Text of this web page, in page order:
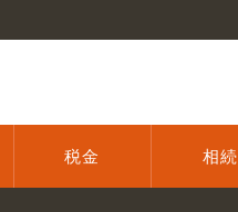
税金 相続